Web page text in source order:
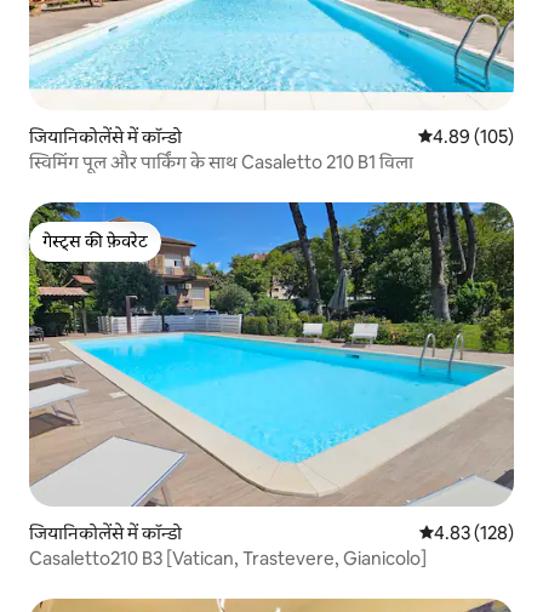
जियानिकोलेंसे में कॉन्डो औसत रेटिंग 5 में से
4.89 (105)
स्विमिंग पूल और पार्किंग के साथ Casaletto 210 B1 विला
गेस्ट्स की फ़ेवरेट
गेस्ट्स की फ़ेवरेट
जियानिकोलेंसे में कॉन्डो औसत रेटिंग 5 में से
4.83 (128)
Casaletto210 B3 [Vatican, Trastevere, Gianicolo]